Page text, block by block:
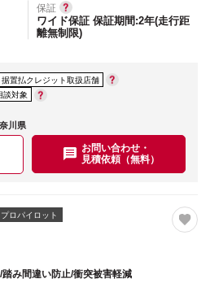
保証
ワイド保証 保証期間:2年(走行距
離無制限)
据置払クレジット取扱店舗
談対象
川県
お問い合わせ・
見積依頼（無料）
プロパイロット
み間違い防止/衝突被害軽減